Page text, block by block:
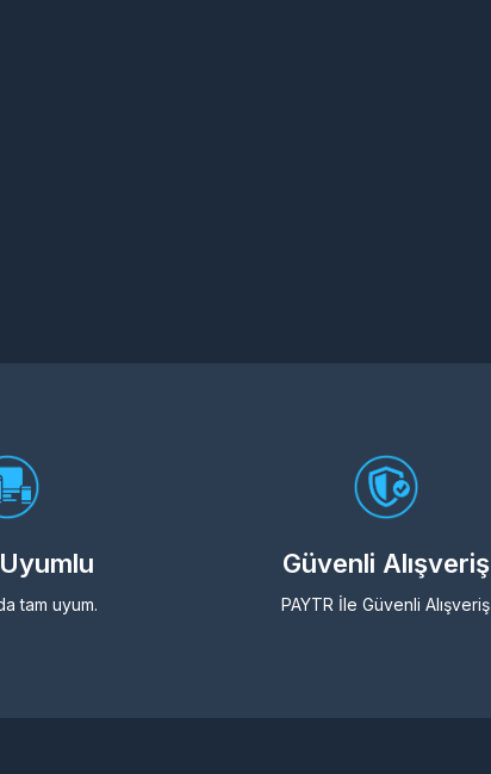
tam uyum.
Güvenli Alışveriş
PAYTR İle Güvenli Alışveriş